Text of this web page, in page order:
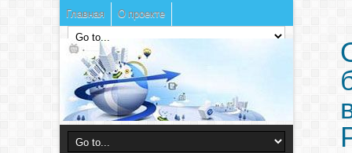
Главная О проекте